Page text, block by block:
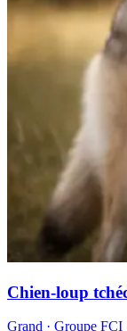
Chien-loup
Grand · Groupe FCI